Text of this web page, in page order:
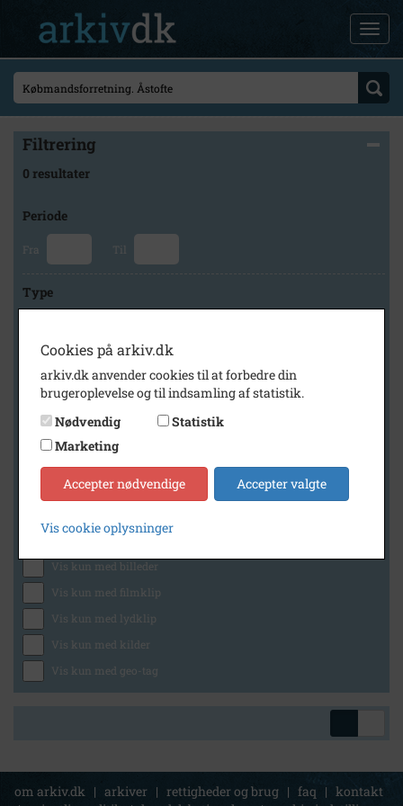
Filtrering
0 resultater
Periode
Fra Til
Type
Arkiv
Odsherred Lokalarkiv
Generelt
Vis kun med billeder
Vis kun med filmklip
Vis kun med lydklip
Vis kun med kilder
Vis kun med geo-tag
om arkiv.dk | arkiver | rettigheder og brug | faq | kontakt
Cookies på arkiv.dk
arkiv.dk anvender cookies til at forbedre din
brugeroplevelse og til indsamling af statistik.
Nødvendig
Statistik
Marketing
Accepter nødvendige Accepter valgte
Vis cookie oplysninger